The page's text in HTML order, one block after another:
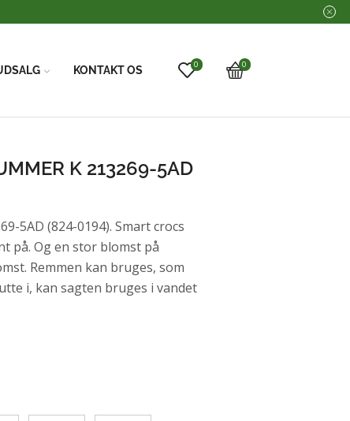
KONTAKT OS 0 0
K 213269-5AD
5AD (824-0194). Smart crocs
på. Og en stor blomst på
Remmen kan bruges, som
i, kan sagten bruges i vandet